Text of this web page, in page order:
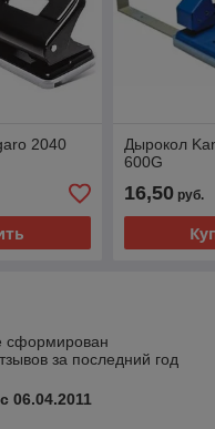
2040
Дырокол
600G
16,50руб.
сформирован
за последний год
06.04.2011